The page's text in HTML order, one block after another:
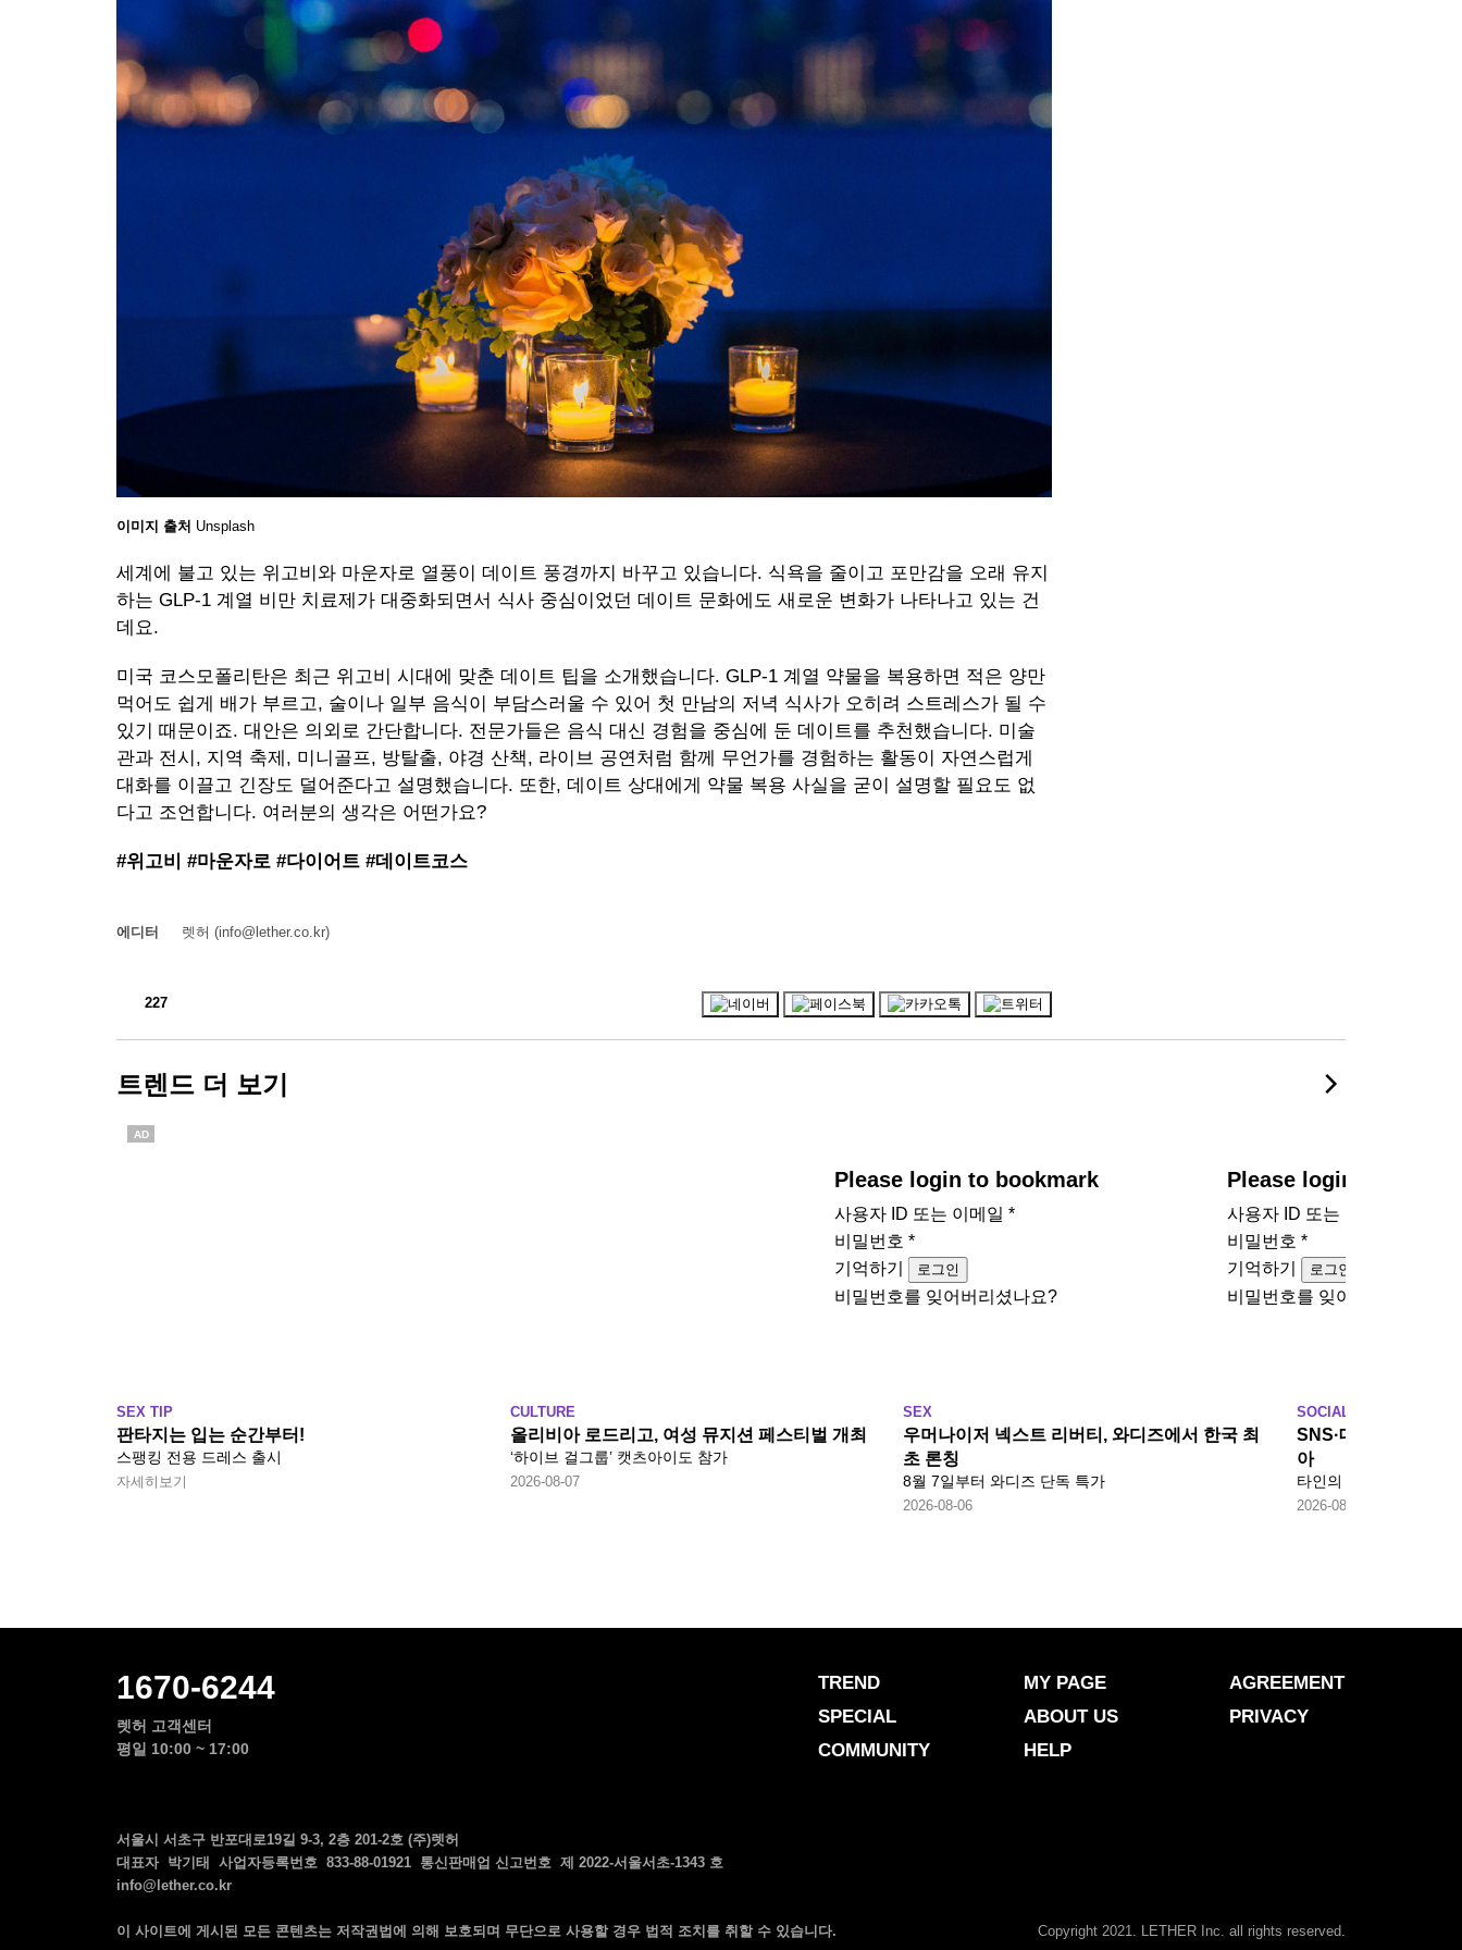
이미지 출처 Unsplash
세계에 불고 있는 위고비와 마운자로 열풍이 데이트 풍경까지 바꾸고 있습니다. 식욕을 줄이고 포만감을 오래 유지
하는 GLP-1 계열 비만 치료제가 대중화되면서 식사 중심이었던 데이트 문화에도 새로운 변화가 나타나고 있는 건
데요.
미국 코스모폴리탄은 최근 위고비 시대에 맞춘 데이트 팁을 소개했습니다. GLP-1 계열 약물을 복용하면 적은 양만
먹어도 쉽게 배가 부르고, 술이나 일부 음식이 부담스러울 수 있어 첫 만남의 저녁 식사가 오히려 스트레스가 될 수
있기 때문이죠. 대안은 의외로 간단합니다. 전문가들은 음식 대신 경험을 중심에 둔 데이트를 추천했습니다. 미술
관과 전시, 지역 축제, 미니골프, 방탈출, 야경 산책, 라이브 공연처럼 함께 무언가를 경험하는 활동이 자연스럽게
대화를 이끌고 긴장도 덜어준다고 설명했습니다. 또한, 데이트 상대에게 약물 복용 사실을 굳이 설명할 필요도 없
다고 조언합니다. 여러분의 생각은 어떤가요?
#위고비 #마운자로 #다이어트 #데이트코스
227
에디터 렛허 (info@lether.co.kr)
트렌드 더 보기
AD
SEX TIP
판타지는 입는 순간부터!
스팽킹 전용 드레스 출시
자세히보기
Please login to bookmark
사용자 ID 또는 이메일 *
비밀번호 *
기억하기
로그인
비밀번호를 잊어버리셨나요?
CULTURE
올리비아 로드리고, 여성 뮤지션 페스티벌 개최
‘하이브 걸그룹’ 캣츠아이도 참가
2026-08-07
Please login to
사용자 ID 또는 이메일
비밀번호*
기억하기
로그인
비밀번호를 잊어버리셨나요?
SEX
우머나이저 넥스트 리버티, 와디즈에서 한국 최
초 론칭
8월 7일부터 와디즈 단독 특가
2026-08-06
SOCIAL
SNS·데이트앱 많이
아
타인의 평가와 비교에
2026-08-05
1670-6244
렛허 고객센터
평일 10:00 ~ 17:00
TREND
SPECIAL
COMMUNITY
MY PAGE
ABOUT US
HELP
AGREEMENT
PRIVACY
서울시 서초구 반포대로19길 9-3, 2층 201-2호 (주)렛허
대표자 박기태 사업자등록번호 833-88-01921 통신판매업 신고번호 제 2022-서울서초-1343 호
info@lether.co.kr
이 사이트에 게시된 모든 콘텐츠는 저작권법에 의해 보호되며 무단으로 사용할 경우 법적 조치를 취할 수 있습니다. Copyright 2021. LETHER Inc. all rights reserved.